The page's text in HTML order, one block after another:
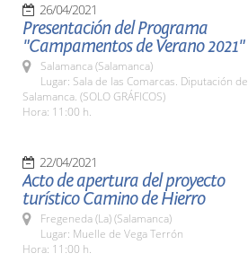
26/04/2021
Presentación del Programa
"Campamentos de Verano 2021"
Salamanca (Salamanca)
Lugar: Sala de las Comarcas. Diputación de
Salamanca. (SOLO GRÁFICOS)
Hora: 11:00 h.
22/04/2021
Acto de apertura del proyecto
turístico Camino de Hierro
Fregeneda (La) (Salamanca)
Lugar: Muelle de Vega Terrón
Hora: 11:00 h.